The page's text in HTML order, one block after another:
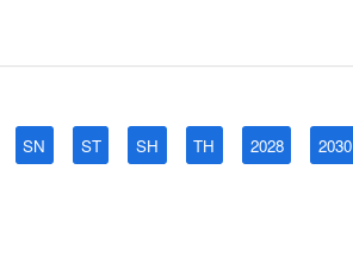
SN ST SH TH 2028 2030